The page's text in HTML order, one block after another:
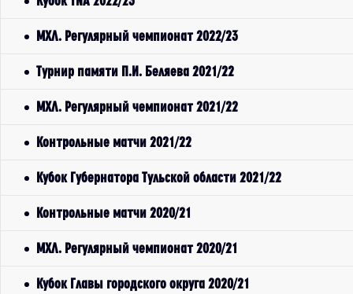
МХЛ. Регулярный чемпионат 2022/23
Турнир памяти П.И. Беляева 2021/22
МХЛ. Регулярный чемпионат 2021/22
Контрольные матчи 2021/22
Кубок Губернатора Тульской области 2021/22
Контрольные матчи 2020/21
МХЛ. Регулярный чемпионат 2020/21
Кубок Главы городского округа 2020/21